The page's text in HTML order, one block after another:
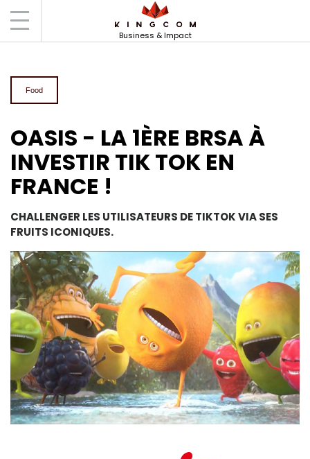
Business & Impact
Accueil Oasis
Food
OASIS - LA 1ÈRE BRSA À
INVESTIR TIK TOK EN
FRANCE !
CHALLENGER LES UTILISATEURS DE TIKTOK VIA SES
FRUITS ICONIQUES.